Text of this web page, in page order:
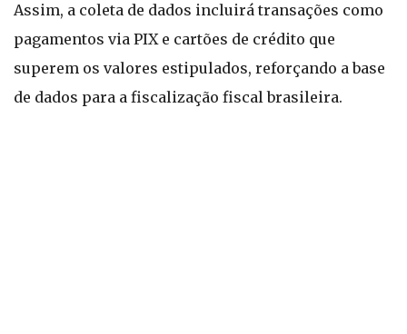
Assim, a coleta de dados incluirá transações como
pagamentos via PIX e cartões de crédito que
superem os valores estipulados, reforçando a base
de dados para a fiscalização fiscal brasileira.